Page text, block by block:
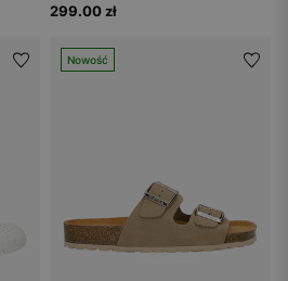
299.00 zł
Nowość